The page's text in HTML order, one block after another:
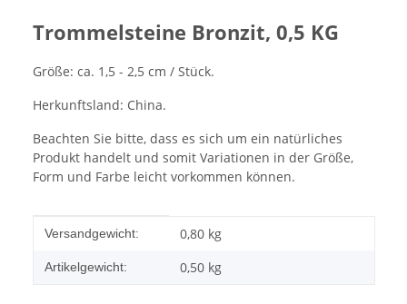
Trommelsteine Bronzit, 0,5 KG
Größe: ca. 1,5 - 2,5 cm / Stück.
Herkunftsland: China.
Beachten Sie bitte, dass es sich um ein natürliches
Produkt handelt und somit Variationen in der Größe,
Form und Farbe leicht vorkommen können.
Produkteigenschaft
Wert
Versandgewicht: 0,80 kg
Artikelgewicht: 0,50 kg